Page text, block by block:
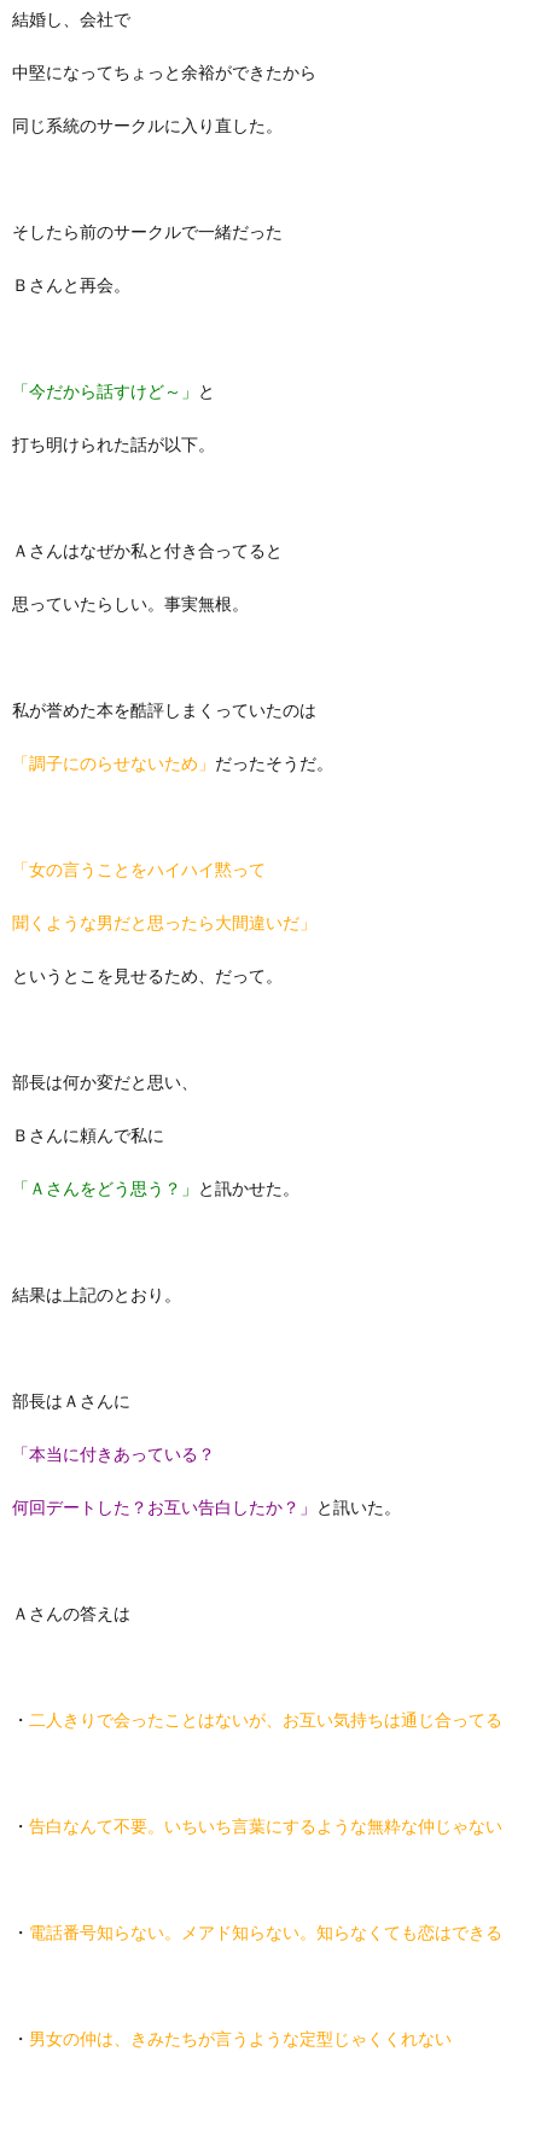
結婚し、会社で
中堅になってちょっと余裕ができたから
同じ系統のサークルに入り直した。
そしたら前のサークルで一緒だった
Ｂさんと再会。
「今だから話すけど～」 と
打ち明けられた話が以下。
Ａさんはなぜか私と付き合ってると
思っていたらしい。事実無根。
私が誉めた本を酷評しまくっていたのは
「調子にのらせないため」 だったそうだ。
「女の言うことをハイハイ黙って
聞くような男だと思ったら大間違いだ」
というとこを見せるため、だって。
部長は何か変だと思い、
Ｂさんに頼んで私に
「Ａさんをどう思う？」 と訊かせた。
結果は上記のとおり。
部長はＡさんに
「本当に付きあっている？
何回デートした？お互い告白したか？」 と訊いた。
Ａさんの答えは
・ 二人きりで会ったことはないが、お互い気持ちは通じ合ってる
・ 告白なんて不要。いちいち言葉にするような無粋な仲じゃない
・ 電話番号知らない。メアド知らない。知らなくても恋はできる
・ 男女の仲は、きみたちが言うような定型じゃくくれない